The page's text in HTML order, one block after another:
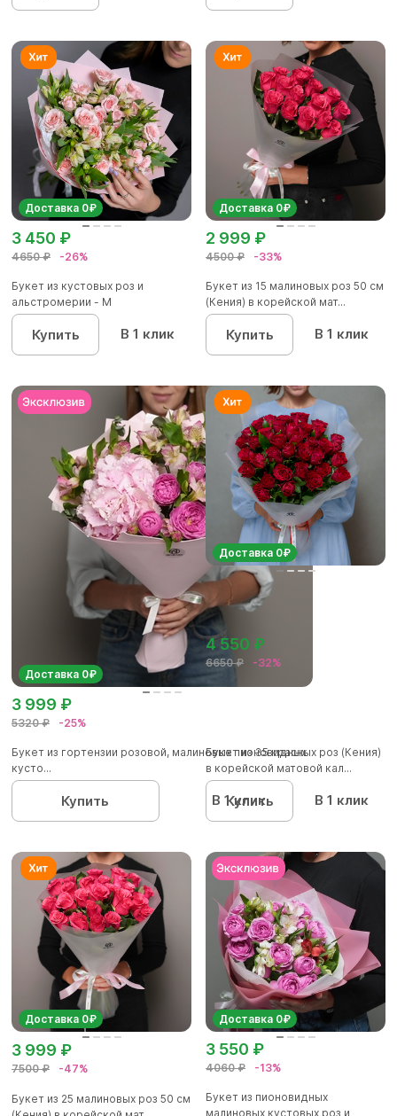
Доставка 0₽
4650 ₽ -26%
3 450 ₽
Букет из кустовых роз и
альстромерии - М
Купить В 1 клик
Доставка 0₽
4500 ₽ -33%
2 999 ₽
Букет из 15 малиновых роз 50 см
(Кения) в корейской мат...
Купить В 1 клик
Доставка 0₽
5320 ₽ -25%
3 999 ₽
Букет из гортензии розовой, малиновых пионовидных
кусто...
Купить В 1 клик
Доставка 0₽
6650 ₽ -32%
4 550 ₽
Букет из 35 красных роз (Кения)
в корейской матовой кал...
Купить В 1 клик
Доставка 0₽
7500 ₽ -47%
3 999 ₽
Букет из 25 малиновых роз 50 см
Доставка 0₽
4060 ₽ -13%
3 550 ₽
Букет из пионовидных
малиновых кустовых роз и